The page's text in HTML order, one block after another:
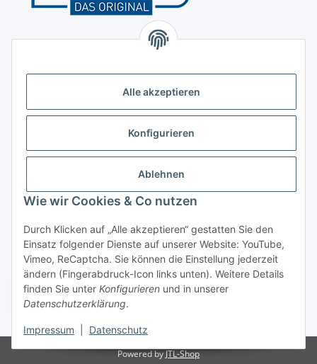
Alle akzeptieren
Konfigurieren
Ablehnen
Wie wir Cookies & Co nutzen
Durch Klicken auf „Alle akzeptieren“ gestatten Sie den
Einsatz folgender Dienste auf unserer Website: YouTube,
Vimeo, ReCaptcha. Sie können die Einstellung jederzeit
ändern (Fingerabdruck-Icon links unten). Weitere Details
finden Sie unter Konfigurieren und in unserer
Datenschutzerklärung.
Impressum Datenschutz
Finden Sie uns auf Google Maps
Widerrufsbutton
Powered byJTL-Shop